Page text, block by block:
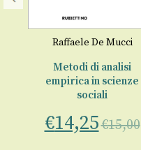
Raffaele De Mucci
Metodi di analisi
empirica in scienze
sociali
€14,25€15,00